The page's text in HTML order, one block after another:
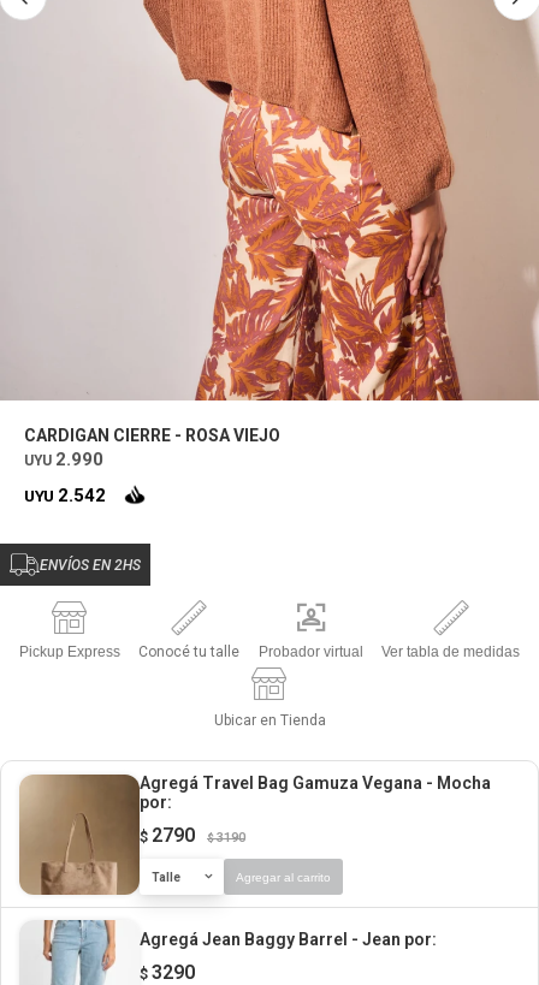
CARDIGAN CIERRE - ROSA VIEJO
UYU 2.990
UYU 2.542
ENVÍOS EN 2HS
Pickup Express Conocé tu talle Probador virtual Ver tabla de medidas
Ubicar en Tienda
Agregá Travel Bag Gamuza Vegana - Mocha
por:
$ 2790 $ 3190
Talle Agregar al carrito
Agregá Jean Baggy Barrel - Jean por:
$ 3290